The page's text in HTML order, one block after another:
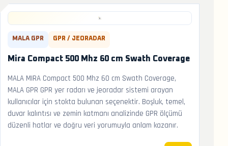
MALA GPR GPR / JEORADAR
Mira Compact 500 Mhz 60 cm Swath Coverage
MALA MIRA Compact 500 Mhz 60 cm Swath Coverage,
MALA GPR GPR yer radarı ve jeoradar sistemi arayan
kullanıcılar için stokta bulunan seçenektir. Boşluk, temel,
duvar kalıntısı ve zemin katmanı analizinde GPR ölçümü
düzenli hatlar ve doğru veri yorumuyla anlam kazanır.